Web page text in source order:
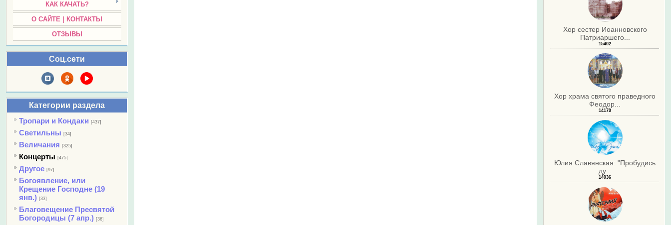
КАК КАЧАТЬ?
О САЙТЕ | КОНТАКТЫ
ОТЗЫВЫ
Соц.сети
Категории раздела
Тропари и Кондаки [437]
Светильны [34]
Величания [325]
Концерты [475]
Другое [97]
Богоявление, или
Крещение Господне (19
янв.) [33]
Благовещение Пресвятой
Богородицы (7 апр.) [36]
Хор сестер Иоанновского
Патриаршего...
15402
Хор храма святого праведного
Феодор...
14179
Юлия Славянская: "Пробудись
ду...
14036